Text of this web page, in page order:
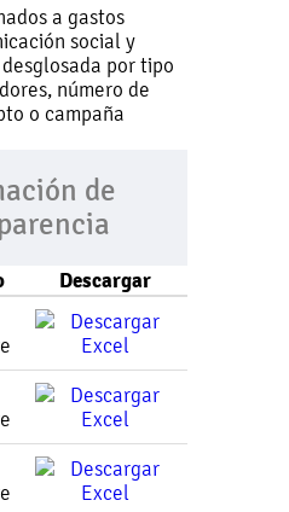
a gastos
social y
por tipo
número de
o campaña
de
Descargar